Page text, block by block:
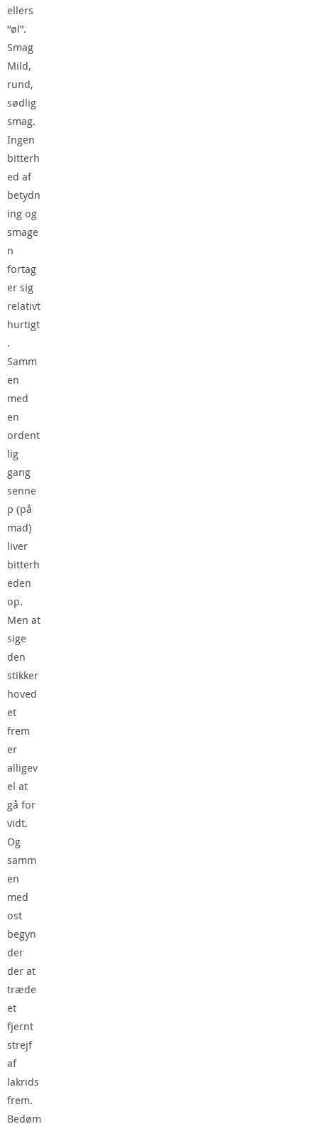
ellers
“øl”.
Smag
Mild,
rund,
sødlig
smag.
Ingen
bitterh
ed af
betydn
ing og
smage
n
fortag
er sig
relativt
hurtigt
.
Samm
en
med
en
ordent
lig
gang
senne
p (på
mad)
liver
bitterh
eden
op.
Men at
sige
den
stikker
hoved
et
frem
er
alligev
el at
gå for
vidt.
Og
samm
en
med
ost
begyn
der
der at
træde
et
fjernt
strejf
af
lakrids
frem.
Bedøm